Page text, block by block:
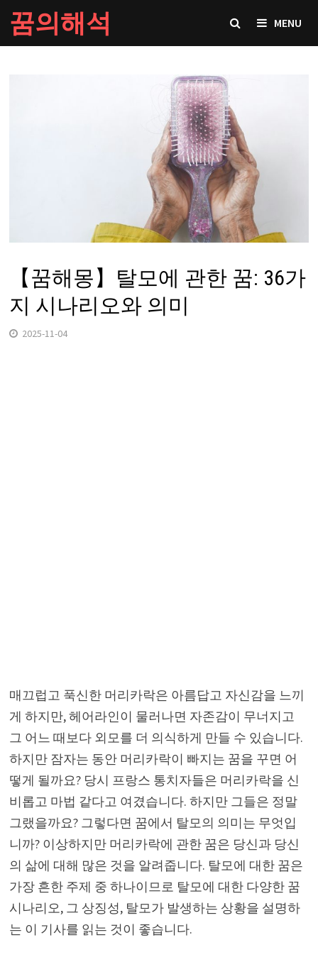
Skip
to
content
꿈의해석 MENU
【꿈해몽】탈모에 관한 꿈: 36가
지 시나리오와 의미
2025-11-04
매끄럽고 푹신한 머리카락은 아름답고 자신감을 느끼
게 하지만, 헤어라인이 물러나면 자존감이 무너지고
그 어느 때보다 외모를 더 의식하게 만들 수 있습니다.
하지만 잠자는 동안 머리카락이 빠지는 꿈을 꾸면 어
떻게 될까요? 당시 프랑스 통치자들은 머리카락을 신
비롭고 마법 같다고 여겼습니다. 하지만 그들은 정말
그랬을까요? 그렇다면 꿈에서 탈모의 의미는 무엇입
니까? 이상하지만 머리카락에 관한 꿈은 당신과 당신
의 삶에 대해 많은 것을 알려줍니다. 탈모에 대한 꿈은
가장 흔한 주제 중 하나이므로 탈모에 대한 다양한 꿈
시나리오, 그 상징성, 탈모가 발생하는 상황을 설명하
는 이 기사를 읽는 것이 좋습니다.